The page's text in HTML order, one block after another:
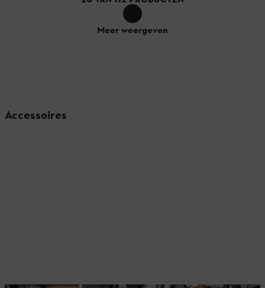
Meer weergeven
Accessoires